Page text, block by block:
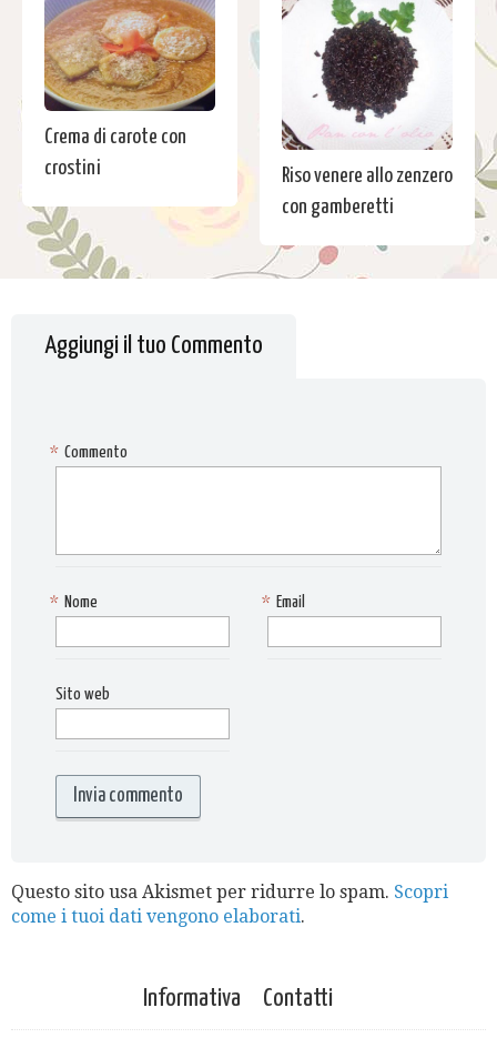
Crema di carote con
crostini
Riso venere allo zenzero
con gamberetti
Aggiungi il tuo Commento
Commento
*
Nome
* Email
*
Sito web
Questo sito usa Akismet per ridurre lo spam. Scopri
come i tuoi dati vengono elaborati.
Informativa Contatti